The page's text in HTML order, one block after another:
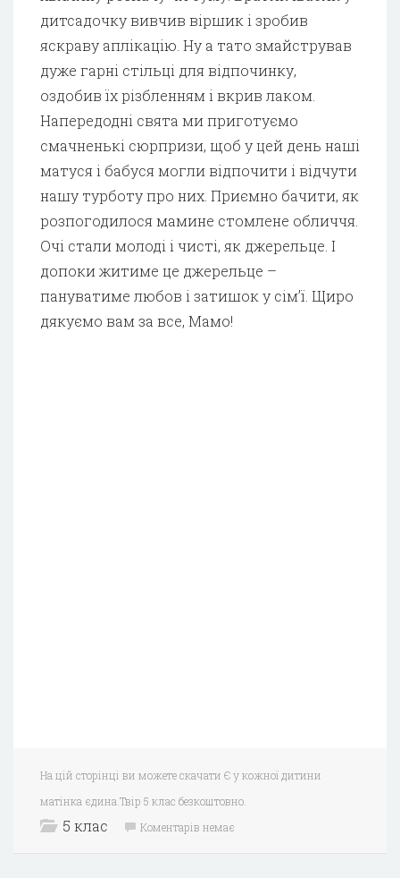
дитсадочку вивчив віршик і зробив
яскраву аплікацію. Ну а тато змайстрував
дуже гарні стільці для відпочинку,
оздобив їх різбленням і вкрив лаком.
Напередодні свята ми приготуємо
смачненькі сюрпризи, щоб у цей день наші
матуся і бабуся могли відпочити і відчути
нашу турботу про них. Приємно бачити, як
розпогодилося мамине стомлене обличчя.
Очі стали молоді і чисті, як джерельце. І
допоки житиме це джерельце –
пануватиме любов і затишок у сім’ї. Щиро
дякуємо вам за все, Мамо!
На цій сторінці ви можете скачати Є у кожної дитини
матінка єдина.Твір 5 клас безкоштовно.
5 клас Коментарів немає